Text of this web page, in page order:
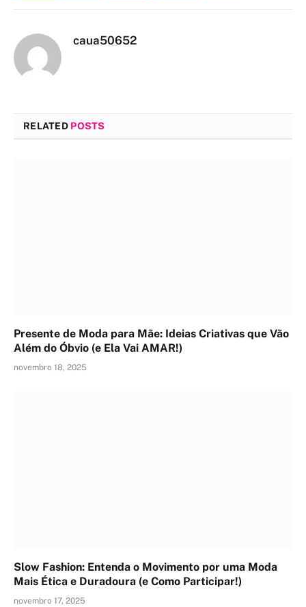
caua50652
RELATED POSTS
Presente de Moda para Mãe: Ideias Criativas que Vão
Além do Óbvio (e Ela Vai AMAR!)
novembro 18, 2025
Slow Fashion: Entenda o Movimento por uma Moda
Mais Ética e Duradoura (e Como Participar!)
novembro 17, 2025